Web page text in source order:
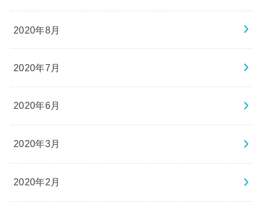
2020年8月
2020年7月
2020年6月
2020年3月
2020年2月